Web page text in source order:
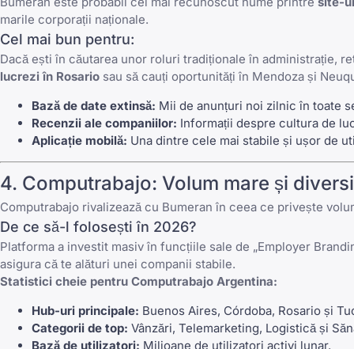
marile corporații naționale.
Cel mai bun pentru:
Dacă ești în căutarea unor roluri tradiționale în administrație,
lucrezi în Rosario sau să cauți oportunități în Mendoza și
Bază de date extinsă: Mii de anunțuri noi zilnic în toate
Recenzii ale companiilor: Informații despre cultura de
Aplicație mobilă: Una dintre cele mai stabile și ușor de
4. Computrabajo: Volum mare și
Computrabajo rivalizează cu Bumeran în ceea ce privește
De ce să-l folosești în 2026?
Platforma a investit masiv în funcțiile sale de „Employer
asigura că te alături unei companii stabile.
Statistici cheie pentru Computrabajo Argentina:
Hub-uri principale: Buenos Aires, Córdoba, Rosario și
Categorii de top: Vânzări, Telemarketing, Logistică și
Bază de utilizatori: Milioane de utilizatori activi lunar.